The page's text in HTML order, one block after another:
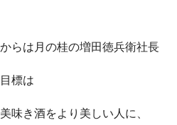
らは月の桂の増田徳兵衛社長
標は
味き酒をより美しい人に、